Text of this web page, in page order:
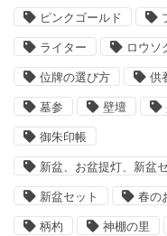
ピンクゴールド
ライター ロウソ
位牌の選び方 供
墓参 壁壇
御朱印帳
新盆、お盆提灯、新盆
新盆セット 春の
柄杓 神棚の里